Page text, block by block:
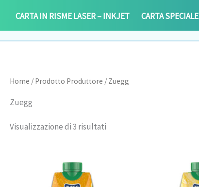
CARTA IN RISME LASER – INKJET CARTA
Home / Prodotto Produttore / Zuegg
Zuegg
Visualizzazione di 3 risultati